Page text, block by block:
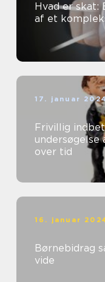
Hvad er skat:
af et
17. januar
Frivillig
undersøgelse
over tid
16. januar
Børnebidrag
vide